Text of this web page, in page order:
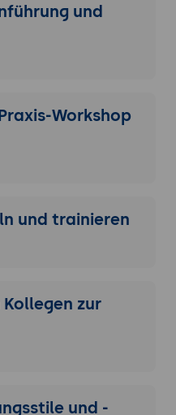
und
Workshop
und trainieren
zur
und -